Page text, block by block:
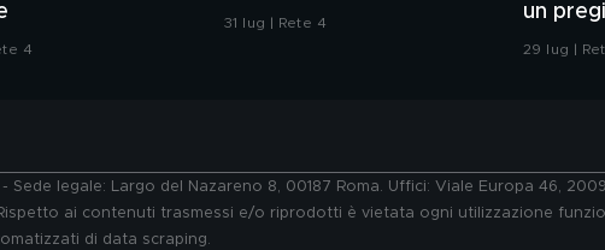
4
31 lug | Rete 4
un
29 lug |
Sede legale: Largo del Nazareno 8, 00187 Roma. Uffici: Viale Europa 46,
ai contenuti trasmessi e/o riprodotti è vietata ogni utilizzazione
di data scraping.